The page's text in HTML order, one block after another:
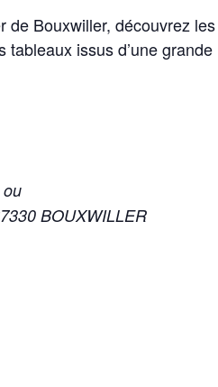
de Bouxwiller, découvrez les
issus d’une grande
BOUXWILLER